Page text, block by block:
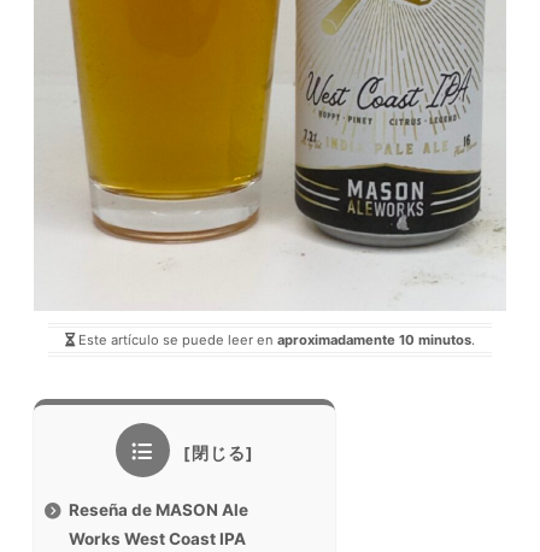
Este artículo se puede leer en aproximadamente 10 minutos.
Reseña de MASON Ale
Works West Coast IPA